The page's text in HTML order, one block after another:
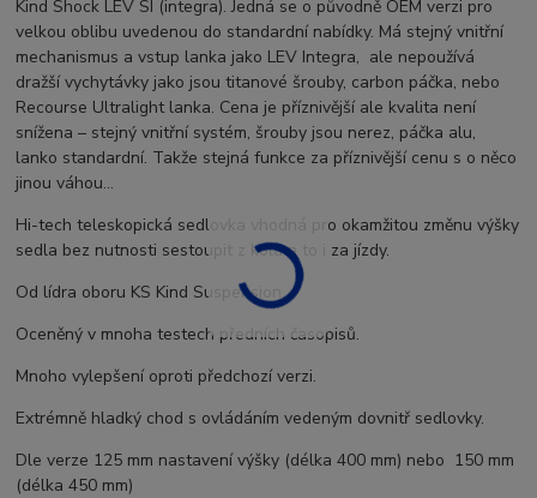
Kind Shock LEV SI (integra). Jedná se o původně OEM verzi pro
velkou oblibu uvedenou do standardní nabídky. Má stejný vnitřní
mechanismus a vstup lanka jako LEV Integra, ale nepoužívá
dražší vychytávky jako jsou titanové šrouby, carbon páčka, nebo
Recourse Ultralight lanka. Cena je příznivější ale kvalita není
snížena – stejný vnitřní systém, šrouby jsou nerez, páčka alu,
lanko standardní. Takže stejná funkce za příznivější cenu s o něco
jinou váhou...
Hi-tech teleskopická sedlovka vhodná pro okamžitou změnu výšky
sedla bez nutnosti sestoupit z kola a to i za jízdy.
Od lídra oboru KS Kind Suspension.
Oceněný v mnoha testech předních časopisů.
Mnoho vylepšení oproti předchozí verzi.
Extrémně hladký chod s ovládáním vedeným dovnitř sedlovky.
Dle verze 125 mm nastavení výšky (délka 400 mm) nebo 150 mm
(délka 450 mm)